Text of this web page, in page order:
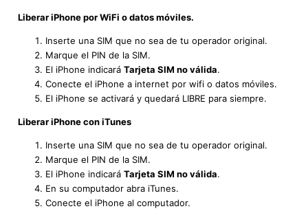
Liberar iPhone por WiFi o datos móviles.
Inserte una SIM que no sea de tu operador original.
Marque el PIN de la SIM.
El iPhone indicará Tarjeta SIM no válida.
Conecte el iPhone a internet por wifi o datos móviles.
El iPhone se activará y quedará LIBRE para siempre.
Liberar iPhone con iTunes
Inserte una SIM que no sea de tu operador original.
Marque el PIN de la SIM.
El iPhone indicará Tarjeta SIM no válida.
En su computador abra iTunes.
Conecte el iPhone al computador.